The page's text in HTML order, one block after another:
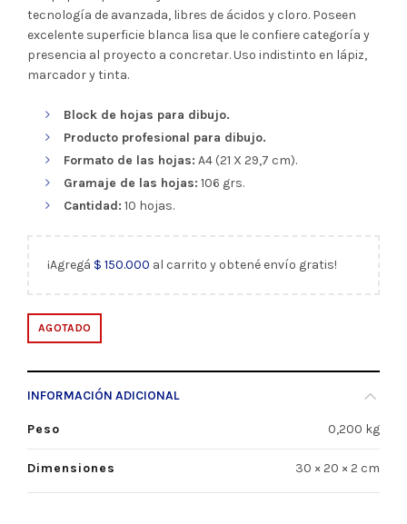
tecnología de avanzada, libres de ácidos y cloro. Poseen
excelente superficie blanca lisa que le confiere categoría y
presencia al proyecto a concretar. Uso indistinto en lápiz,
marcador y tinta.
Block de hojas para dibujo.
Producto profesional para dibujo.
Formato de las hojas: A4 (21 X 29,7 cm).
Gramaje de las hojas: 106 grs.
Cantidad: 10 hojas.
¡Agregá $ 150.000 al carrito y obtené envío gratis!
AGOTADO
INFORMACIÓN ADICIONAL
Peso 0,200 kg
Dimensiones 30 × 20 × 2 cm